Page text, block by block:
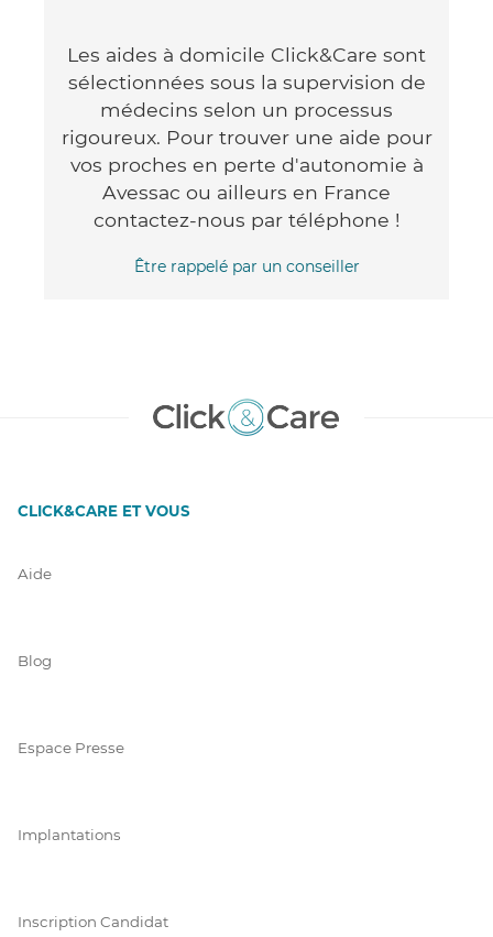
Les aides à domicile Click&Care sont
sélectionnées sous la supervision de
médecins selon un processus
rigoureux. Pour trouver une aide pour
vos proches en perte d'autonomie à
Avessac ou ailleurs en France
contactez-nous par téléphone !
Être rappelé par un conseiller
CLICK&CARE ET VOUS
Aide
Blog
Espace Presse
Implantations
Inscription Candidat